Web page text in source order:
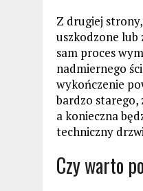
Z drugiej
uszkodzone lub
sam proces
nadmiernego
wykończenie
bardzo starego,
a konieczna
techniczny
Czy warto